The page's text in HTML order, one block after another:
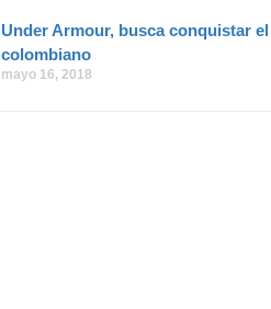
Under Armour, busca conquistar
colombiano
mayo 16, 2018